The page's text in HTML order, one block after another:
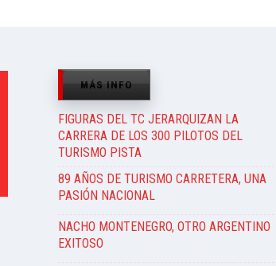
MÁS INFO
FIGURAS DEL TC JERARQUIZAN LA
CARRERA DE LOS 300 PILOTOS DEL
TURISMO PISTA
89 AÑOS DE TURISMO CARRETERA, UNA
PASIÓN NACIONAL
NACHO MONTENEGRO, OTRO ARGENTINO
EXITOSO